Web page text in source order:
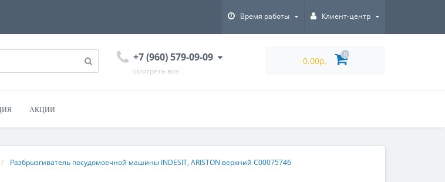
Время работы Клиент-центр
+7 (960) 579-09-09
смотреть все
0.00р.
0
АКЦИИ
Разбрызгиватель посудомоечной машины INDESIT, ARISTON верхний C00075746